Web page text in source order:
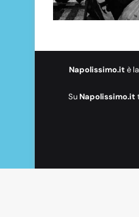
Napolissimo.it è
SuNapolissimo.it